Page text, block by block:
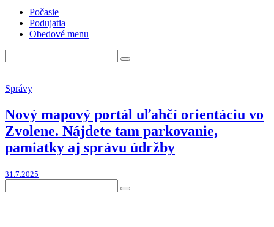
Počasie
Podujatia
Obedové menu
Správy
Nový mapový portál uľahčí orientáciu vo
Zvolene. Nájdete tam parkovanie,
pamiatky aj správu údržby
31.7.2025